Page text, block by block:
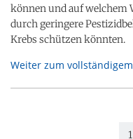
können und auf welchem
durch geringere
Krebs schützen könnten.
Weiter zum
1